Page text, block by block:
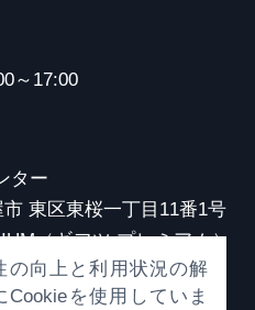
～17:00
ター
東区東桜一丁目11番1号
（ギフツ プレミアム）
の向上と利用状況の解
を使用していま